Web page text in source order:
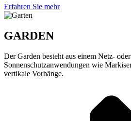
Erfahren Sie mehr
GARDEN
Der Garden besteht aus einem Netz-
Sonnenschutzanwendungen wie
vertikale Vorhänge.